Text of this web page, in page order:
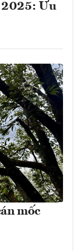
2025: Ưu
mốc